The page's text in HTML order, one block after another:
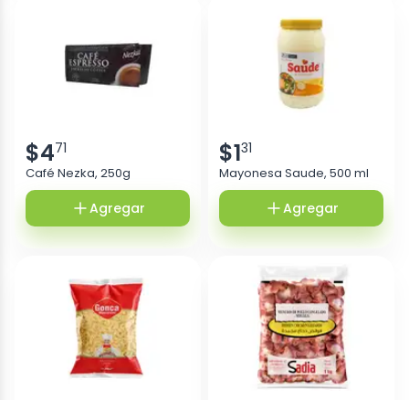
$471
Café Nezka, 250g
Agregar
$131
Mayonesa Saude, 500 ml
Agregar